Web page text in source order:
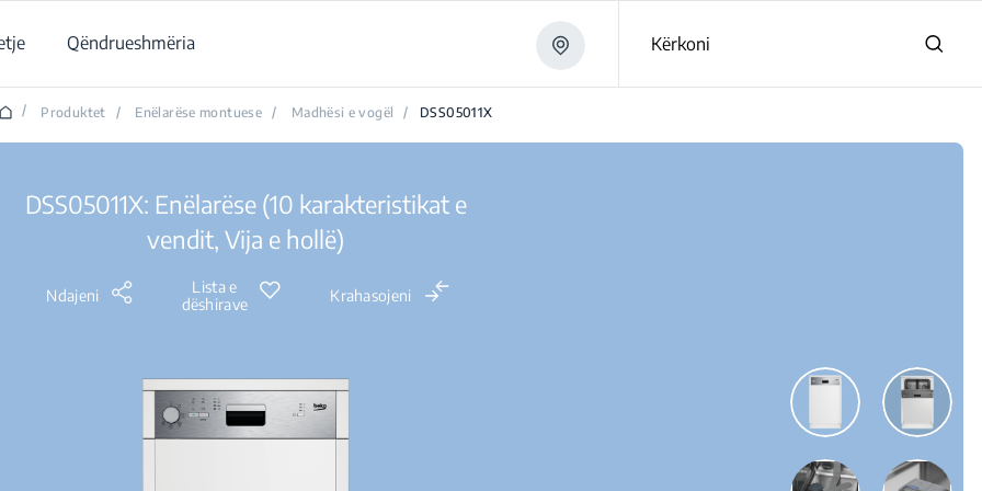
Qëndrueshmëria Kërkoni
/ Produktet / Enëlarëse montuese / Madhësi e vogël / DSS05011X
DSS05011X: Enëlarëse (10 karakteristikat e
vendit, Vija e hollë)
Ndajeni
Lista e
dëshirave
Krahasojeni